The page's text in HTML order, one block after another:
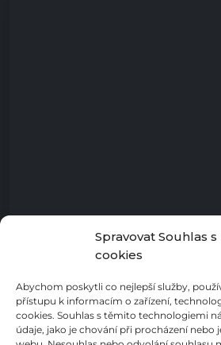
Spravovat Souhlas s
cookies
Abychom poskytli co nejlepší služby,
přístupu k informacím o zařízení,
cookies. Souhlas s těmito technologiemi
údaje, jako je chování při procházení nebo